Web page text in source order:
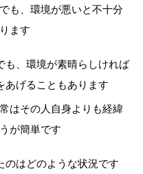
も、環境が悪いと不十分
ます
も、環境が素晴らしければ
あげることもあります
はその人自身よりも経緯
が簡単です
のはどのような状況です